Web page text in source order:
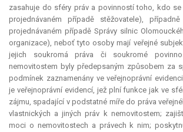
zasahuje do sféry práv a povinností toho, kdo
projednávaném případě stěžovatele),
projednávaném případě Správy silnic
organizace), neboť tyto osoby mají veřejné
jejich soukromá práva či soukromé
nemovitostem byly předepsaným způsobem za
podmínek zaznamenány ve veřejnoprávní
je veřejnoprávní evidencí, jež plní funkce jak ve
zájmu, spadající v podstatné míře do práva
vlastnických a jiných práv k nemovitostem;
moci o nemovitostech a právech k nim;